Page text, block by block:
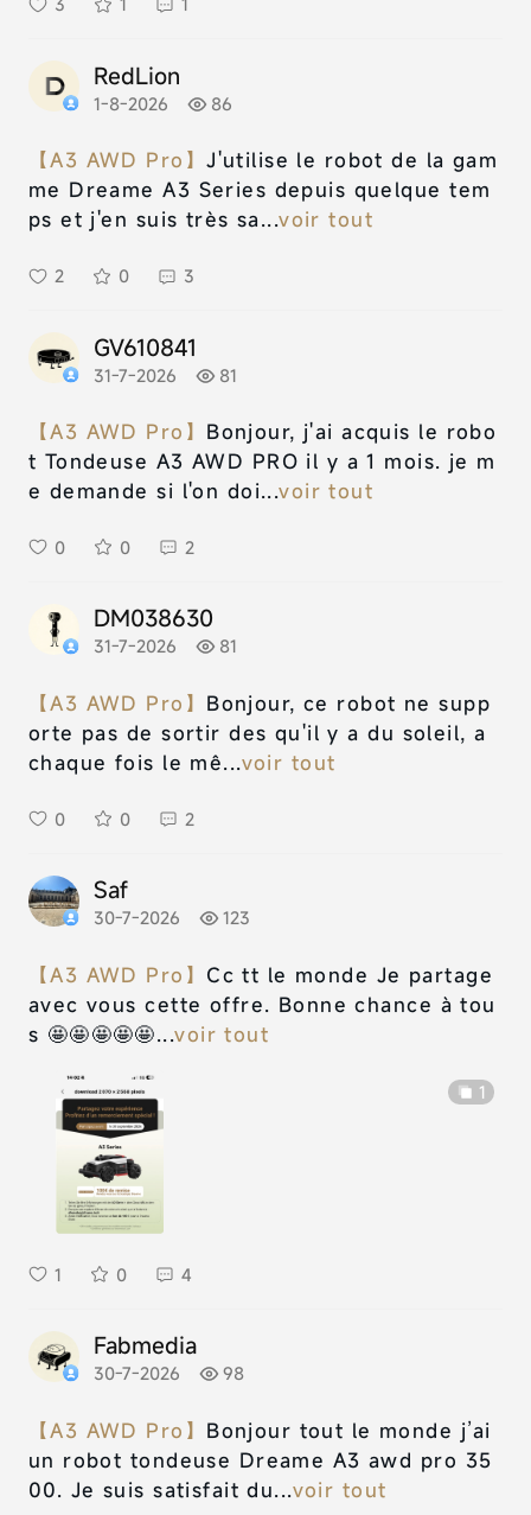
RedLion
1-8-2026 86
【A3 AWD Pro】J'utilise le robot de la gam
me Dreame A3 Series depuis quelque tem
ps et j'en suis très sa...voir tout
2 0 3
GV610841
31-7-2026 81
【A3 AWD Pro】 Bonjour, j'ai acquis le robo
t Tondeuse A3 AWD PRO il y a 1 mois. je m
e demande si l'on doi...voir tout
0 0 2
DM038630
31-7-2026 81
【A3 AWD Pro】 Bonjour, ce robot ne supp
orte pas de sortir des qu'il y a du soleil, a
chaque fois le mê...voir tout
0 0 2
Saf
30-7-2026 123
【A3 AWD Pro】 Cc tt le monde Je partage
avec vous cette offre. Bonne chance à tou
s 🤩🤩🤩🤩🤩...voir tout
1
1 0 4
Fabmedia
30-7-2026 98
【A3 AWD Pro】 Bonjour tout le monde j’ai
un robot tondeuse Dreame A3 awd pro 35
00. Je suis satisfait du...voir tout